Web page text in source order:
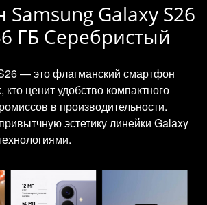
Galaxy S26
ГБ Серебристый
— это флагманский смартфон
кто ценит удобство компактного
в производительности.
эстетику линейки Galaxy